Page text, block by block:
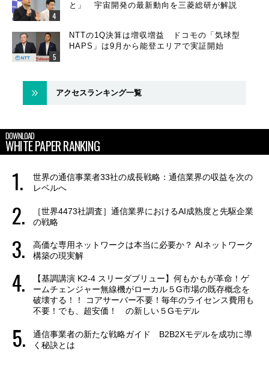
と」 宇宙開発の最新動向を三菱総研が解説
NTTの1Q決算は増収増益 ドコモの「気球型
HAPS」は9月から能登エリアで実証開始
アクセスランキング一覧
DOWNLOAD
WHITE PAPER RANKING
世界の通信事業者33社の成長戦略：通信業界の収益を次の
レベルへ
［世界4473社調査］通信業界におけるAI成熟度と先駆企業
の戦略
高価な専用ネットワークは本当に必要か？ AIネットワーク
構築の現実解
【基調講演 K2-4 スリーダブリュー】何もかもが革命！ゲ
ームチェンジャー無線機がローカル５G市場の既存概念を
破壊する！！ コアサーバー不要！毎年のライセンス費用も
不要！でも、超安価！ の新しい５Gモデル
通信事業者の新たな戦略ガイド B2B2Xモデルを成功に導
く秘訣とは